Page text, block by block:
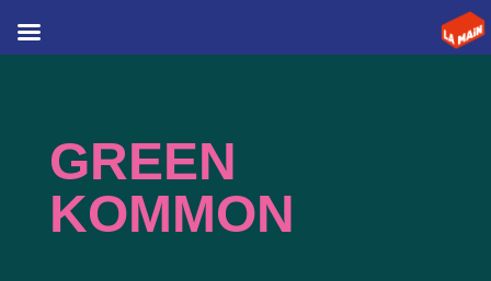
GREEN
KOMMON